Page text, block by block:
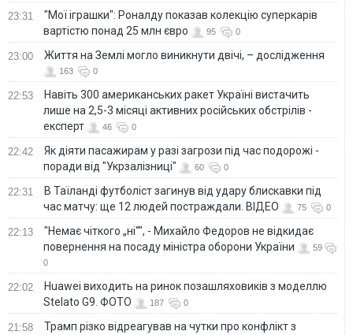
23:31
"Мої іграшки": Роналду показав колекцію суперкарів
вартістю понад 25 млн євро
95 0
23:00 Життя на Землі могло виникнути двічі, – дослідження
163 0
22:53
Навіть 300 американських ракет Україні вистачить
лише на 2,5-3 місяці активних російських обстрілів -
експерт
46 0
22:42
Як діяти пасажирам у разі загрози під час подорожі -
поради від "Укрзалізниці"
60 0
22:31
В Таїланді футболіст загинув від удару блискавки під
час матчу: ще 12 людей постраждали. ВІДЕО
75 0
22:13
"Немає чіткого „ні“", - Михайло Федоров не відкидає
повернення на посаду міністра оборони України
59
0
22:02
Huawei виходить на ринок позашляховиків з моделлю
Stelato G9. ФОТО
187 0
21:58
Трамп різко відреагував на чутки про конфлікт з